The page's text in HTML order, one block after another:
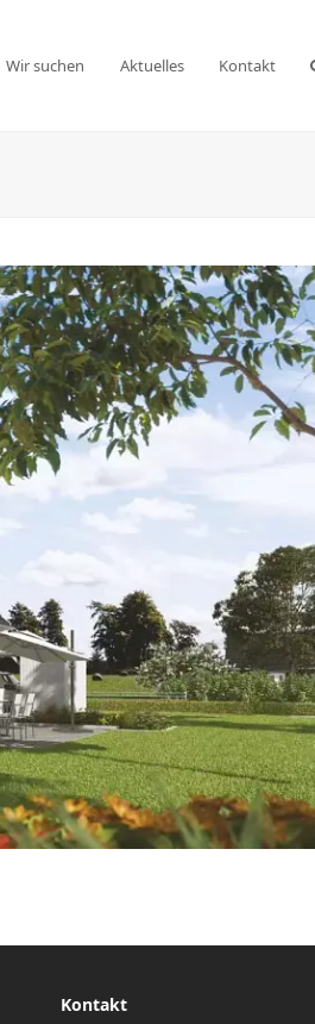
Wir suchen Aktuelles Kontakt
Kontakt